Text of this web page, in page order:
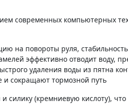
современных компьютерных
на повороты руля,
эффективно отводит воду,
удаления воды из пятна
и сокращают тормозной путь
(кремниевую кислоту), что